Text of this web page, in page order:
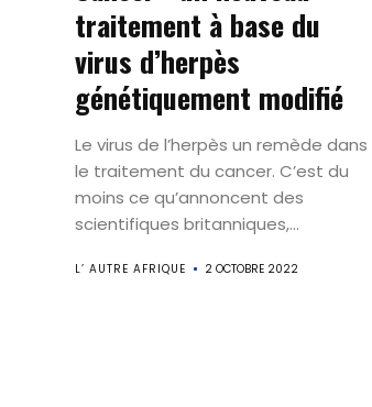
traitement à base du
virus d’herpès
génétiquement modifié
Le virus de l’herpès un remède dans
le traitement du cancer. C’est du
moins ce qu’annoncent des
scientifiques britanniques,...
L’ AUTRE AFRIQUE 2 OCTOBRE 2022